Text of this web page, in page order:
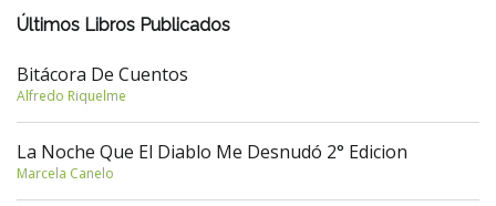
Últimos Libros Publicados
Bitácora De Cuentos
Alfredo Riquelme
La Noche Que El Diablo Me Desnudó 2° Edicion
Marcela Canelo